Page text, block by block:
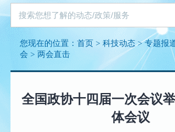
您现在的位置：首页 >科技动态>专题报
会 >两会直击
全国政协十四届一次会议
体会议